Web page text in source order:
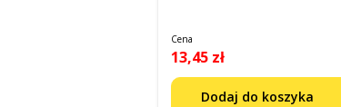
Cena
13,45 zł
Dodaj do koszyka